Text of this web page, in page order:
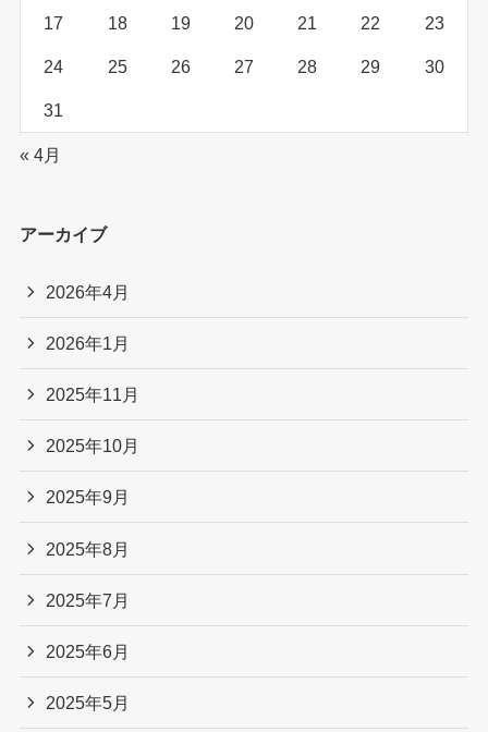
17 18 19 20 21 22 23
24 25 26 27 28 29 30
31
« 4月
アーカイブ
2026年4月
2026年1月
2025年11月
2025年10月
2025年9月
2025年8月
2025年7月
2025年6月
2025年5月